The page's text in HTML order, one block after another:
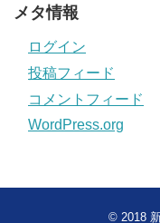
メタ情報
ログイン
投稿フィード
コメントフィード
WordPress.org
© 2018